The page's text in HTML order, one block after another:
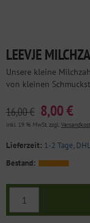
LEEVJE
Unsere kleine
von kleinen
16,00 € 8,00 €
inkl. 19 % MwSt. zzgl.
Lieferzeit: 1-2 Tage,
Bestand: